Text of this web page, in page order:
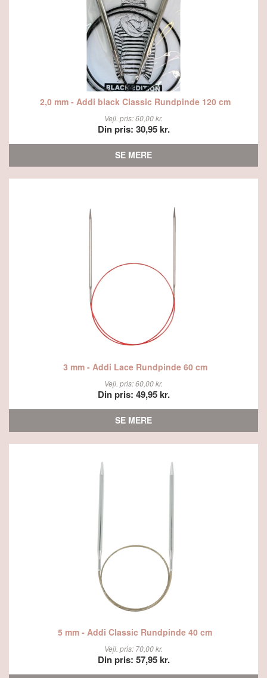
2,0 mm - Addi black Classic Rundpinde 120 cm
Vejl. pris: 60,00 kr.
Din pris: 30,95 kr.
SE MERE
3 mm - Addi Lace Rundpinde 60 cm
Vejl. pris: 60,00 kr.
Din pris: 49,95 kr.
SE MERE
5 mm - Addi Classic Rundpinde 40 cm
Vejl. pris: 70,00 kr.
Din pris: 57,95 kr.